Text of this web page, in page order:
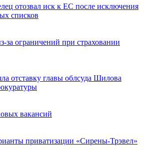
отозвал иск к ЕС после исключения
списков
за ограничений при страховании
отставку главы облсуда Шилова
вакансий
приватизации «Сирены-Трэвел»